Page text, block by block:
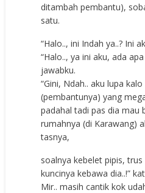
ditambah pembantu),
satu.
“Halo.., ini Indah ya..? Ini
“Halo.., ya ini aku, ada
jawabku.
“Gini, Ndah.. aku lupa
(pembantunya) yang
padahal tadi pas dia mau
rumahnya (di Karawang)
tasnya,
soalnya kebelet pipis,
kuncinya kebawa dia..!”
Mir.. masih cantik kok